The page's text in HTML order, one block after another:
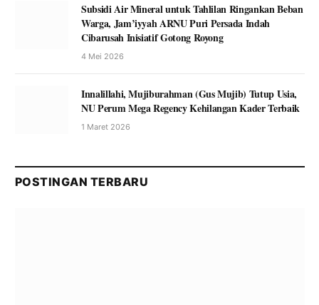
Subsidi Air Mineral untuk Tahlilan Ringankan Beban
Warga, Jam’iyyah ARNU Puri Persada Indah
Cibarusah Inisiatif Gotong Royong
4 Mei 2026
Innalillahi, Mujiburahman (Gus Mujib) Tutup Usia,
NU Perum Mega Regency Kehilangan Kader Terbaik
1 Maret 2026
POSTINGAN TERBARU